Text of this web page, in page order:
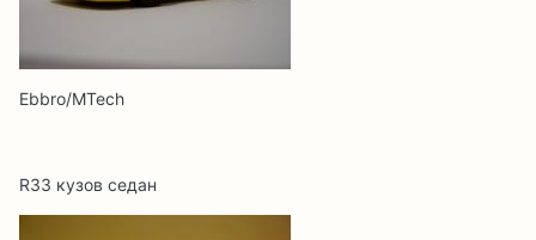
Еbbro/MTech
R33 кузов седан